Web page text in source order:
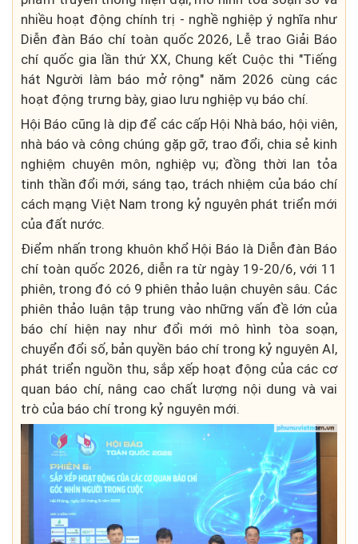
nhiều hoạt động chính trị - nghề nghiệp ý nghĩa như
Diễn đàn Báo chí toàn quốc 2026, Lễ trao Giải Báo
chí quốc gia lần thứ XX, Chung kết Cuộc thi "Tiếng
hát Người làm báo mở rộng" năm 2026 cùng các
hoạt động trưng bày, giao lưu nghiệp vụ báo chí.
Hội Báo cũng là dịp để các cấp Hội Nhà báo, hội viên,
nhà báo và công chúng gặp gỡ, trao đổi, chia sẻ kinh
nghiệm chuyên môn, nghiệp vụ; đồng thời lan tỏa
tinh thần đổi mới, sáng tạo, trách nhiệm của báo chí
cách mạng Việt Nam trong kỷ nguyên phát triển mới
của đất nước.
Điểm nhấn trong khuôn khổ Hội Báo là Diễn đàn Báo
chí toàn quốc 2026, diễn ra từ ngày 19-20/6, với 11
phiên, trong đó có 9 phiên thảo luận chuyên sâu. Các
phiên thảo luận tập trung vào những vấn đề lớn của
báo chí hiện nay như đổi mới mô hình tòa soạn,
chuyển đổi số, bản quyền báo chí trong kỷ nguyên AI,
phát triển nguồn thu, sắp xếp hoạt động của các cơ
quan báo chí, nâng cao chất lượng nội dung và vai
trò của báo chí trong kỷ nguyên mới.